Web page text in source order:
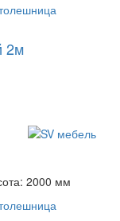
2м
2000 мм